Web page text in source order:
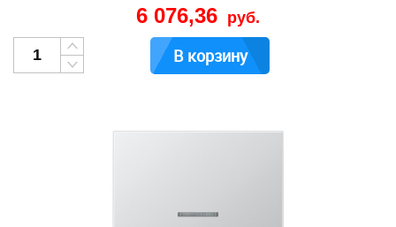
6 076,36 руб.
В корзину